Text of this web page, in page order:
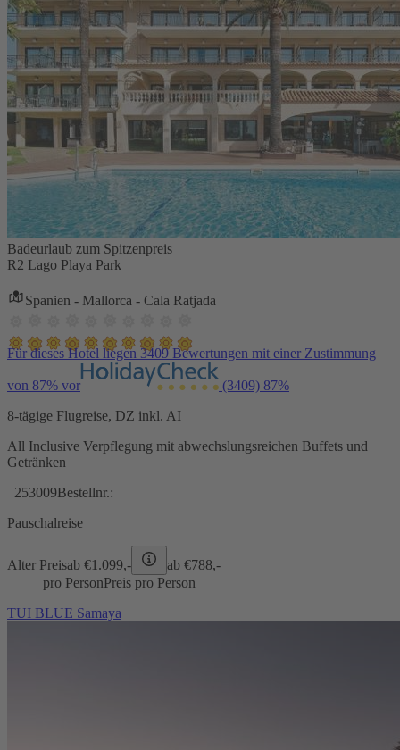
Badeurlaub zum Spitzenpreis
R2 Lago Playa Park
Spanien - Mallorca - Cala Ratjada
Für dieses Hotel liegen 3409 Bewertungen mit einer Zustimmung
von 87% vor (3409) 87%
8-tägige Flugreise, DZ inkl. AI
All Inclusive Verpflegung mit abwechslungsreichen Buffets und
Getränken
253009Bestellnr.:
Pauschalreise
Alter Preisab €1.099,- ab €788,-
pro PersonPreis pro Person
TUI BLUE Samaya